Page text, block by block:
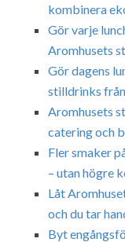
kombinera
Gör varje
Aromhusets
Gör dagens
stilldrinks
Aromhusets
catering och
Fler smaker
– utan högre
Låt
och du tar
Byt